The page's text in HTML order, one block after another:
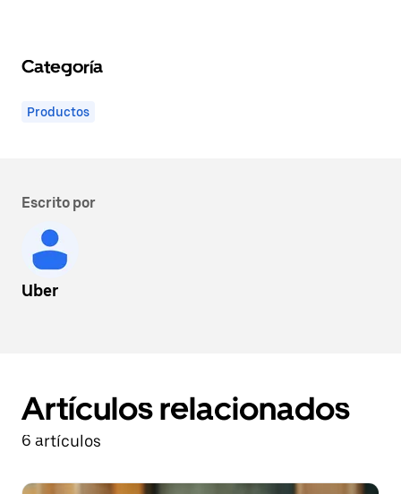
Categoría
Productos
Escrito por
Uber
Artículos relacionados
6 artículos